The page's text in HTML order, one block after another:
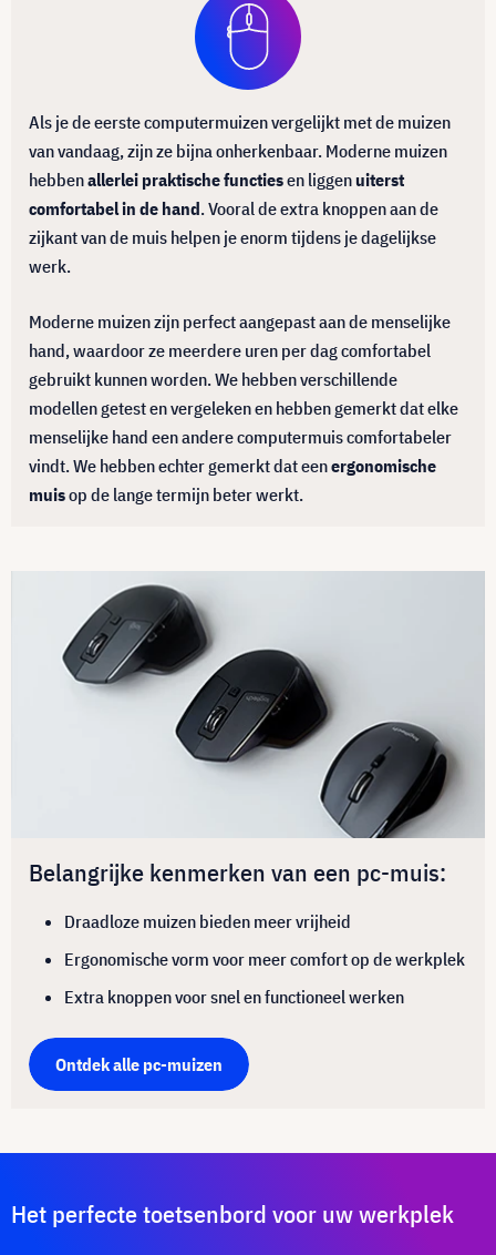
Als je de eerste computermuizen vergelijkt met de muizen
van vandaag, zijn ze bijna onherkenbaar. Moderne muizen
hebbenallerlei praktische functiesen liggenuiterst
comfortabel in de hand. Vooral de extra knoppen aan de
zijkant van de muis helpen je enorm tijdens je dagelijkse
werk.
Moderne muizen zijn perfect aangepast aan de menselijke
hand, waardoor ze meerdere uren per dag comfortabel
gebruikt kunnen worden. We hebben verschillende
modellen getest en vergeleken en hebben gemerkt dat elke
menselijke hand een andere computermuis comfortabeler
vindt. We hebben echter gemerkt dat eenergonomische
muisop de lange termijn beter werkt.
Belangrijke kenmerken van een pc-muis:
Draadloze muizen bieden meer vrijheid
Ergonomische vorm voor meer comfort op de werkplek
Extra knoppen voor snel en functioneel werken
Ontdek alle pc-muizen
Het perfecte toetsenbord voor uw werkplek